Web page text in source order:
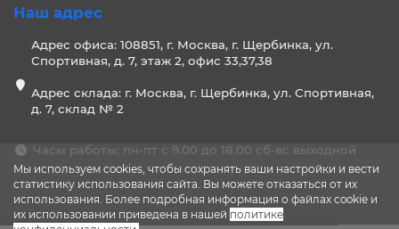
Мы используем cookies, чтобы сохранять ваши настройки и вести
статистику использования сайта. Вы можете отказаться от их
использования. Более подробная информация о файлах cookie и
их использовании приведена в нашей политике
Наш адрес
Адрес офиса: 108851, г. Москва, г. Щербинка, ул.
Спортивная, д. 7, этаж 2, офис 33,37,38
Адрес склада: г. Москва, г. Щербинка, ул. Спортивная,
д. 7, склад № 2
Часы работы: пн-пт с 9.00 до 18.00 сб-вс выходной